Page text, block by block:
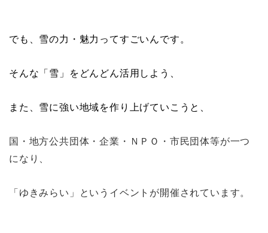
でも、雪の力・魅力ってすごいんです。
そんな「雪」をどんどん活用しよう、
また、雪に強い地域を作り上げていこうと、
国・地方公共団体・企業・ＮＰＯ・市民団体等が一つ
になり、
「ゆきみらい」というイベントが開催されています。